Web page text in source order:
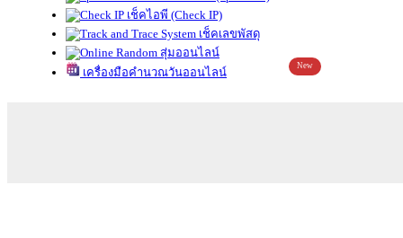
เช็คไอพี (Check IP)
เช็คเลขพัสดุ
สุ่มออนไลน์
เครื่องมือคำนวณวันออนไลน์
New